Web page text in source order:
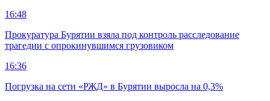
16:48
Прокуратура Бурятии взяла под контроль расследование
трагедии с опрокинувшимся грузовиком
16:36
Погрузка на сети «РЖД» в Бурятии выросла на 0,3%